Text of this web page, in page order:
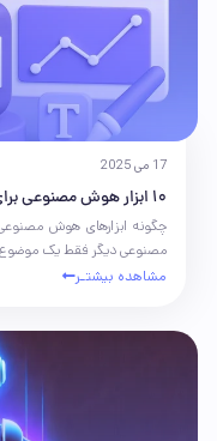
17 می 2025
10 ابزار هوش مصنوعی برای طراحی سایت در سال 2025
چگونه ابزارهای هوش
مصنوعی دیگر فقط یک موضوع
مشاهده بیشتـر